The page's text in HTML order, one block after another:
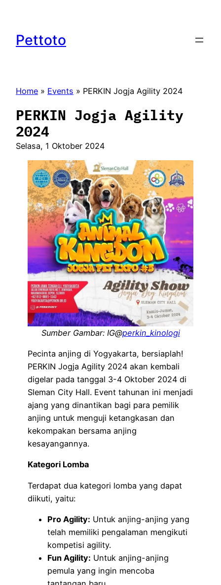
konten
Pettoto
Home » Events » PERKIN Jogja Agility 2024
PERKIN Jogja Agility
2024
Selasa, 1 Oktober 2024
Sumber Gambar: IG@perkin_kinologi
Pecinta anjing di Yogyakarta, bersiaplah!
PERKIN Jogja Agility 2024 akan kembali
digelar pada tanggal 3-4 Oktober 2024 di
Sleman City Hall. Event tahunan ini menjadi
ajang yang dinantikan bagi para pemilik
anjing untuk menguji ketangkasan dan
kekompakan bersama anjing
kesayangannya.
Kategori Lomba
Terdapat dua kategori lomba yang dapat
diikuti, yaitu:
Pro Agility: Untuk anjing-anjing yang
telah memiliki pengalaman mengikuti
kompetisi agility.
Fun Agility: Untuk anjing-anjing
pemula yang ingin mencoba